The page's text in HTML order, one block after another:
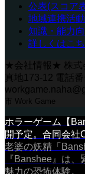
公表(スコア
地域連携活動
知識・能力
詳しくはこ
★会社情報★ 株式
真地173-12 電話
市 Work Game
ホラーゲーム【
開予定。合同会社
老婆の妖精「
『Banshee』は
魅力の恐怖体験。